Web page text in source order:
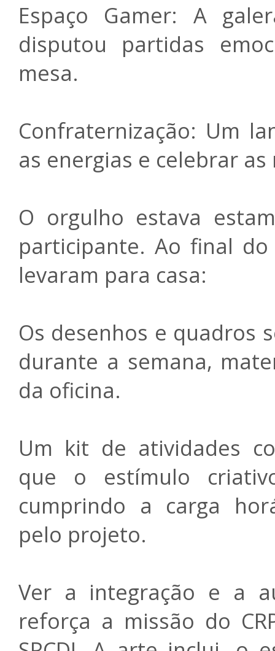
Espaço Gamer: A
disputou partidas
mesa.
Confraternização: Um
as energias e celebrar
O orgulho estava
participante. Ao final
levaram para casa:
Os desenhos e quadros
durante a semana,
da oficina.
Um kit de atividades
que o estímulo
cumprindo a carga
pelo projeto.
Ver a integração e a
reforça a missão do